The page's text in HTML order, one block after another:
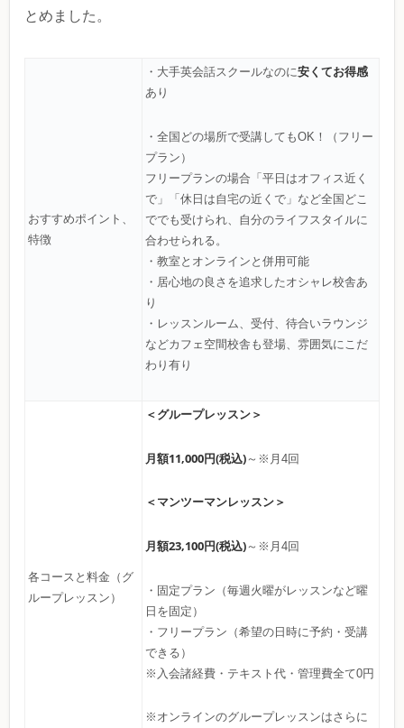
とめました。
おすすめポイント、
特徴
・大手英会話スクールなのに安くてお得感
あり
・全国どの場所で受講してもOK！（フリー
プラン）
フリープランの場合「平日はオフィス近く
で」「休日は自宅の近くで」など全国どこ
ででも受けられ、自分のライフスタイルに
合わせられる。
・教室とオンラインと併用可能
・居心地の良さを追求したオシャレ校舎あ
り
・レッスンルーム、受付、待合いラウンジ
などカフェ空間校舎も登場、雰囲気にこだ
わり有り
各コースと料金（グ
ループレッスン）
＜グループレッスン＞
月額11,000円(税込)～※月4回
＜マンツーマンレッスン＞
月額23,100円(税込)～※月4回
・固定プラン（毎週火曜がレッスンなど曜
日を固定）
・フリープラン（希望の日時に予約・受講
できる）
※入会諸経費・テキスト代・管理費全て0円
※オンラインのグループレッスンはさらに